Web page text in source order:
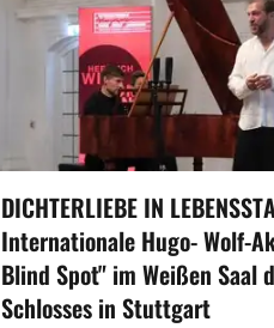
DICHTERLIEBE IN
Internationale Hugo- Wolf-
Blind Spot" im Weißen Saal
Schlosses in Stuttgart